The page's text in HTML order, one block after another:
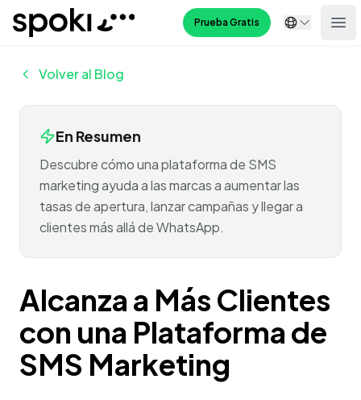
Spoki Prueba Gratis
Volver al Blog
En Resumen
Descubre cómo una plataforma de SMS
marketing ayuda a las marcas a aumentar las
tasas de apertura, lanzar campañas y llegar a
clientes más allá de WhatsApp.
Alcanza a Más Clientes
con una Plataforma de
SMS Marketing